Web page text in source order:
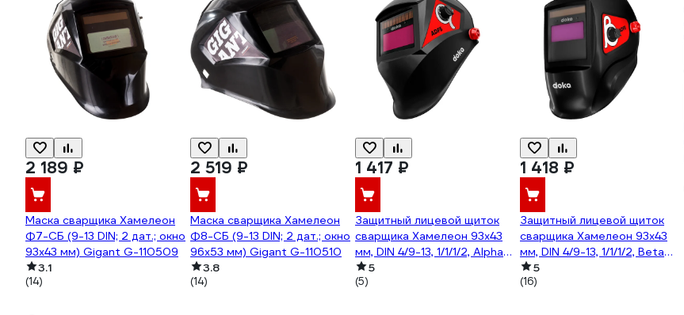
2 189 ₽
Маска сварщика Хамелеон
Ф7-СБ (9-13 DIN; 2 дат.; окно
93х43 мм) Gigant G-110509
3.1
(14)
2 519 ₽
Маска сварщика Хамелеон
Ф8-СБ (9-13 DIN; 2 дат.; окно
96х53 мм) Gigant G-110510
3.8
(14)
1 417 ₽
Защитный лицевой щиток
сварщика Хамелеон 93x43
мм, DIN 4/9-13, 1/1/1/2, Alpha
doka ADF5
5
(5)
1 418 ₽
Защитный лицевой щиток
сварщика Хамелеон 93x43
мм, DIN 4/9-13, 1/1/1/2, Beta
doka ADF5
5
(16)